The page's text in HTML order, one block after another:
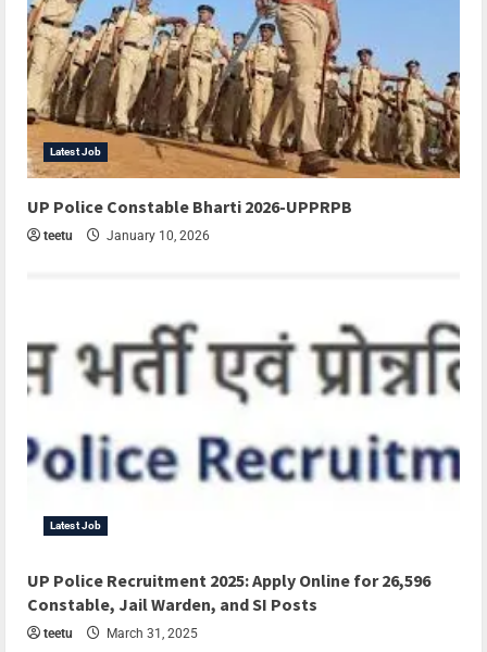
Latest Job
UP Police Constable Bharti 2026-UPPRPB
teetu January 10, 2026
Latest Job
UP Police Recruitment 2025: Apply Online for 26,596
Constable, Jail Warden, and SI Posts
teetu March 31, 2025